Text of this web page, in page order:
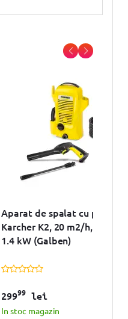
Aparat de spalat cu presiune
Karcher K2, 20 m2/h, 110 bar,
1.4 kW (Galben)
29999lei
In stoc magazin